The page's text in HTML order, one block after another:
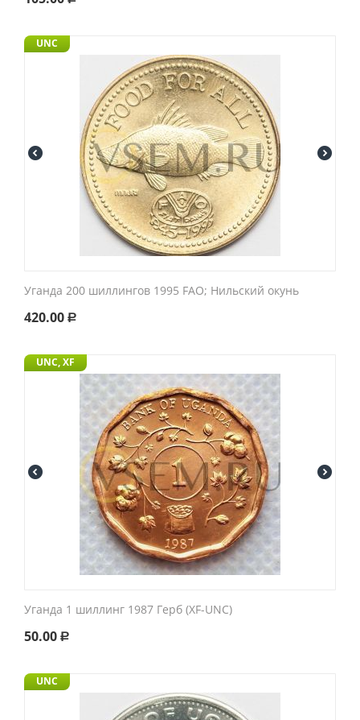
UNC
Уганда 200 шиллингов 1995 FAO; Нильский окунь
420.00 Р
UNC, XF
Уганда 1 шиллинг 1987 Герб (XF-UNC)
50.00 Р
UNC